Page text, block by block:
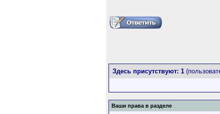
Здесь присутствуют: 1
Ваши права в разделе